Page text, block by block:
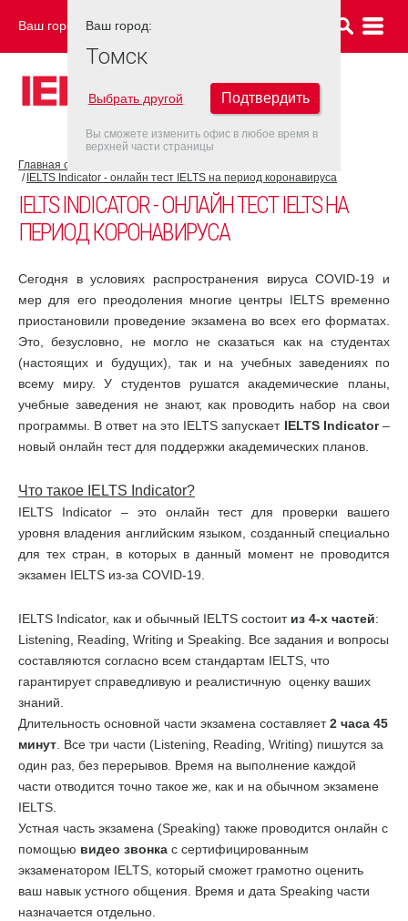
Ваш город: ТОМСК
Главная страница
IELTS Indicator - онлайн тест IELTS на период коронавируса
IELTS INDICATOR - ОНЛАЙН ТЕСТ IELTS НА
ПЕРИОД КОРОНАВИРУСА
Сегодня в условиях распространения вируса COVID-19 и
мер для его преодоления многие центры IELTS временно
приостановили проведение экзамена во всех его форматах.
Это, безусловно, не могло не сказаться как на студентах
(настоящих и будущих), так и на учебных заведениях по
всему миру. У студентов рушатся академические планы,
учебные заведения не знают, как проводить набор на свои
программы. В ответ на это IELTS запускает IELTS Indicator–
новый онлайн тест для поддержки академических планов.
Что такое IELTS Indicator?
IELTS Indicator – это онлайн тест для проверки вашего
уровня владения английским языком, созданный специально
для тех стран, в которых в данный момент не проводится
экзамен IELTS из-за COVID-19.
IELTS Indicator, как и обычный IELTS состоит из 4-х частей:
Listening, Reading, Writing и Speaking. Все задания и вопросы
составляются согласно всем стандартам IELTS, что
гарантирует справедливую и реалистичную оценку ваших
знаний.
Длительность основной части экзамена составляет2 часа 45
минут . Все три части (Listening, Reading, Writing) пишутся за
один раз, без перерывов. Время на выполнение каждой
части отводится точно такое же, как и на обычном экзамене
IELTS.
Устная часть экзамена (Speaking) также проводится онлайн с
помощью видео звонка с сертифицированным
экзаменатором IELTS, который сможет грамотно оценить
ваш навык устного общения. Время и дата Speaking части
назначается отдельно.
Ваш город:
Томск
Выбрать другой Подтвердить
Вы сможете изменить офис в любое время в
верхней части страницы